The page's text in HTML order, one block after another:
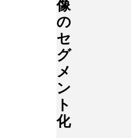
像
の
セ
グ
メ
ン
ト
化